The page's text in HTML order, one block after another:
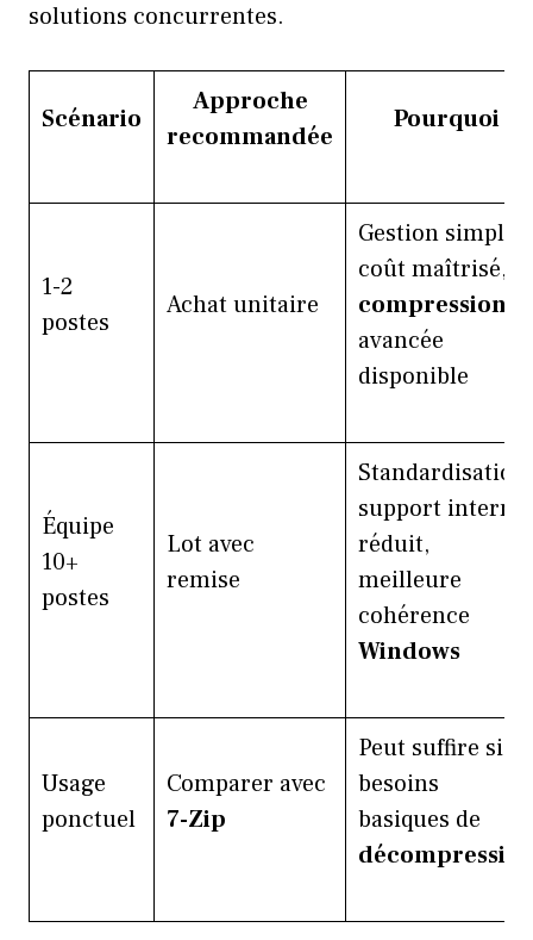
solutions concurrentes.
Scénario
Approche
recommandée
Pourquoi
1-2
postes
Achat unitaire
Gestion simple,
coût maîtrisé,
compression
avancée
disponible
Équipe
10+
postes
Lot avec
remise
Standardisation,
support interne
réduit,
meilleure
cohérence
Windows
Usage
ponctuel
Comparer avec
7-Zip
Peut suffire si
besoins
basiques de